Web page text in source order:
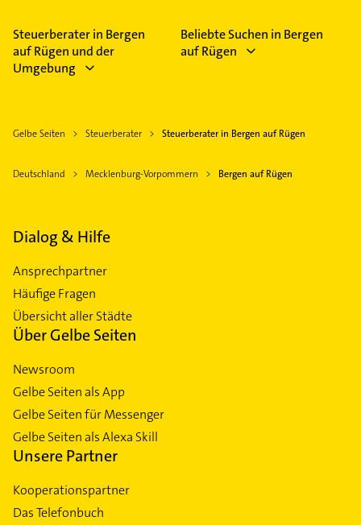
Steuerberater in Bergen
auf Rügen und der
Umgebung
Beliebte Suchen in Bergen
auf Rügen
Gelbe Seiten Steuerberater Steuerberater in Bergen auf Rügen
Deutschland Mecklenburg-Vorpommern Bergen auf Rügen
Dialog & Hilfe
Ansprechpartner
Häufige Fragen
Übersicht aller Städte
Über Gelbe Seiten
Newsroom
Gelbe Seiten als App
Gelbe Seiten für Messenger
Gelbe Seiten als Alexa Skill
Unsere Partner
Kooperationspartner
Das Telefonbuch